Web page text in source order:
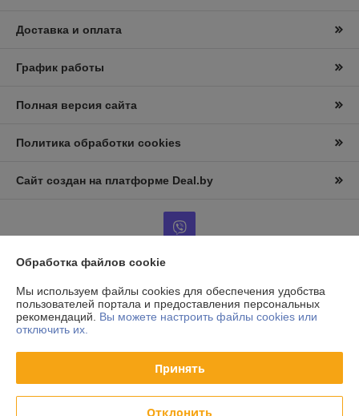
Доставка и оплата
График работы
Полная версия сайта
Политика обработки cookies
Сайт создан на платформе Deal.by
Информация для покупателя
Юридическое лицо:ООО «АльтернативаСервисТорг»
РБ, г.Минск, ул. Уборевича 99
Регистрационный номер ЕГР: 193006870
Регистрационный орган: Мингорисполком
Обработка файлов cookie
Мы используем файлы cookies для обеспечения удобства
пользователей портала и предоставления персональных
рекомендаций. Вы можете настроить файлы cookies или
отключить их.
Принять
Отклонить